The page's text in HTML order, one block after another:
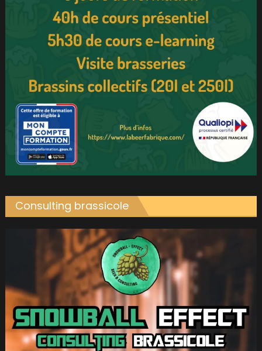
Consulting brassicole